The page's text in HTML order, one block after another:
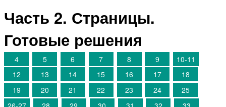
Часть 2. Страницы.
Готовые решения
4 5 6 7 8 9
10-11
12
13 14 15 16 17
18
19
20 21 22 23 24
25